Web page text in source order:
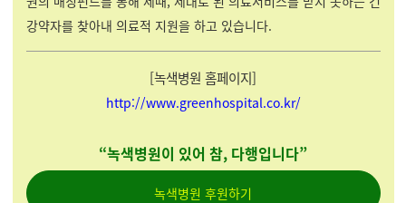
강약자를 찾아내 의료적 지원을 하고 있습니다.
[녹색병원 홈페이지]
http://www.greenhospital.co.kr/
“녹색병원이 있어 참, 다행입니다”
녹색병원 후원하기